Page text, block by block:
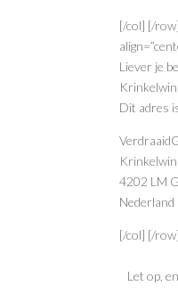
[/col] [/
Liever je
Dit adres
4202 LM
Nederland
[/col] [/
Let op,